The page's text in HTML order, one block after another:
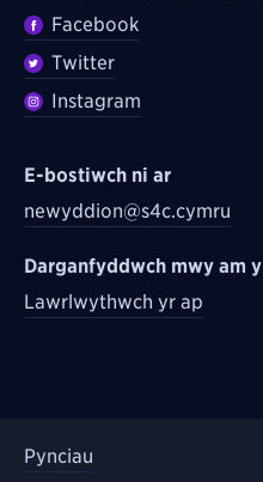
Facebook
Twitter
Instagram
E-bostiwch ni ar
newyddion@s4c.cymru
Darganfyddwch mwy am
Lawrlwythwch yr ap
Pynciau